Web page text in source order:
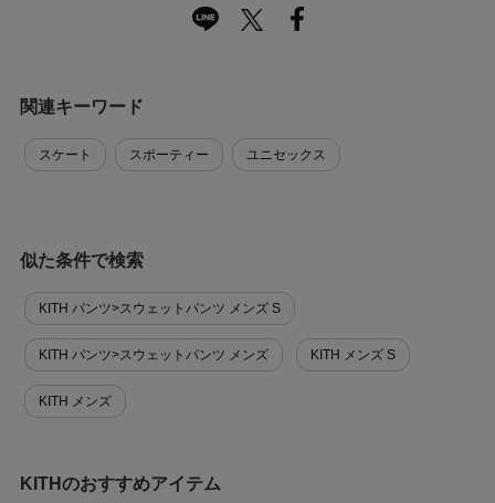
関連キーワード
スケート スポーティー ユニセックス
似た条件で検索
KITH パンツ>スウェットパンツ メンズ S
KITH パンツ>スウェットパンツ メンズ KITH メンズ S
KITH メンズ
KITHのおすすめアイテム